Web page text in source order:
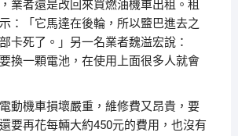
業者還是改回來買燃油機車出租。租
：「它馬達在後輪，所以盬巴進去之
卡死了。」另一名業者魏溢宏說：
要換一顆電池，在使用上面很多人就會
動機車損壞嚴重，維修費又昂貴，要
要再花每輛大約450元的費用，也沒有